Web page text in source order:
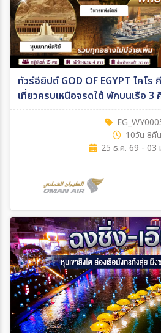
ทัวร์อียิปต์ GOD OF EGYPT ไคโร
เที่ยวครบเหนือจรดใต้ พักบนเรือ 3
10วัน 8คืน
25 ธ.ค. 69 - 03